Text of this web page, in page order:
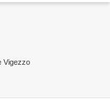
Inglese
Vigezzo